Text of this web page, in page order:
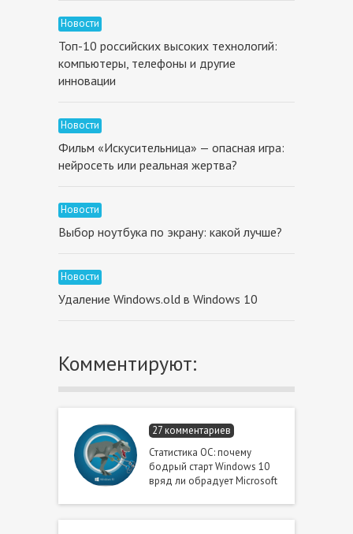
Новости
Топ-10 российских высоких технологий:
компьютеры, телефоны и другие
инновации
Новости
Фильм «Искусительница» — опасная игра:
нейросеть или реальная жертва?
Новости
Выбор ноутбука по экрану: какой лучше?
Новости
Удаление Windows.old в Windows 10
Комментируют:
27 комментариев
Статистика ОС: почему
бодрый старт Windows 10
вряд ли обрадует Microsoft